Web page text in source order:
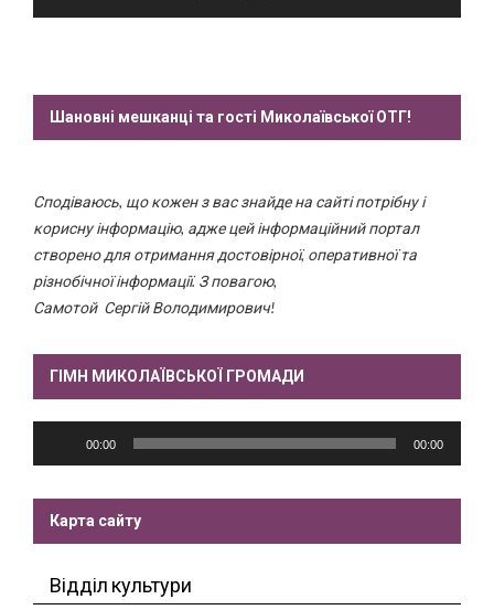
Шановні мешканці та гості Миколаївської ОТГ!
Сподіваюсь, що кожен з вас знайде на сайті потрібну і
корисну інформацію, адже цей інформаційний портал
створено для отримання достовірної, оперативної та
різнобічної інформації. З повагою,
Самотой Сергій Володимирович!
ГІМН МИКОЛАЇВСЬКОЇ ГРОМАДИ
00:00 00:00
Карта сайту
Відділ культури